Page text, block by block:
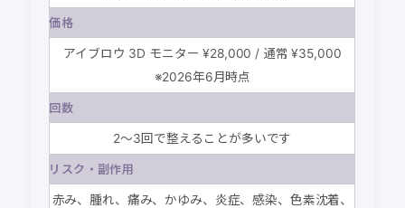
価格
アイブロウ 3D モニター ¥28,000 / 通常 ¥35,000
※2026年6月時点
回数
2〜3回で整えることが多いです
リスク・副作用
赤み、腫れ、痛み、かゆみ、炎症、感染、色素沈着、